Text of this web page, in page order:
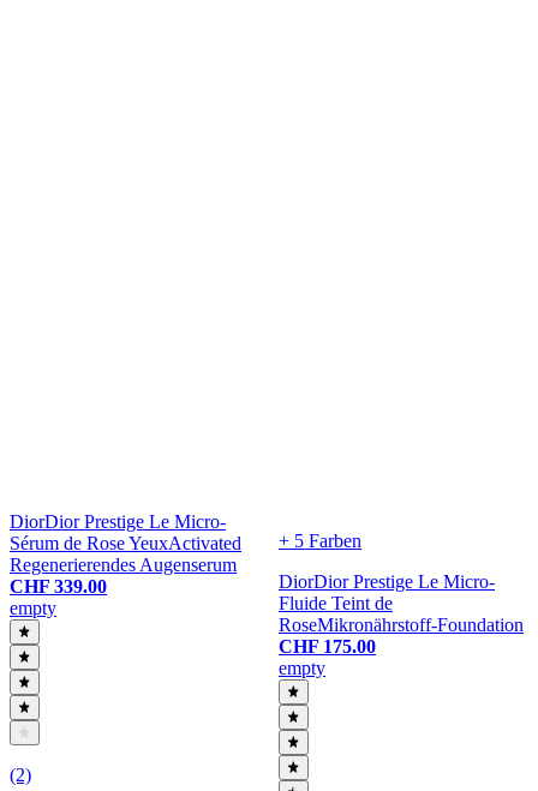
DiorDior Prestige Le Micro-
Sérum de Rose YeuxActivated
Regenerierendes Augenserum
CHF 339.00
empty
(2)
+ 5 Farben
DiorDior Prestige Le Micro-
Fluide Teint de
RoseMikronährstoff-Foundation
CHF 175.00
empty